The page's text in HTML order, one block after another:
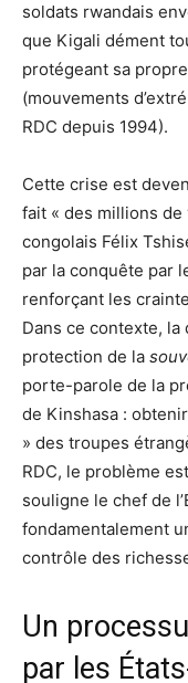
soldats rwandais
que Kigali dément
protégeant sa
(mouvements
RDC depuis 1994).
Cette crise est
fait « des millions
congolais Félix
par la conquête par
renforçant les
Dans ce contexte,
protection de la
porte-parole de la
de Kinshasa :
» des troupes
RDC, le problème
souligne le chef de
fondamentalement
contrôle des
Un
par les